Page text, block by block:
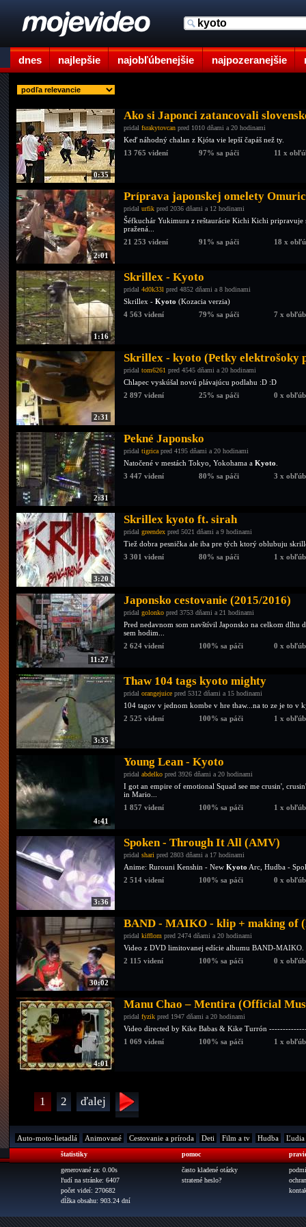
dnes najlepšie najobľúbenejšie najpozeranejšie
0:35
Ako si Japonci zatancovali
pridal fsrakytovcan pred 1010 dňami a 20 hodinami
Keď náhodný chalan z Kjóta vie lepší čapáš než ty.
13 765 videní
97% sa páči 11 x
2:01
Príprava japonskej omelety
pridal urfik pred 2036 dňami a 12 hodinami
Šéfkuchár Yukimura z reštaurácie Kichi Kichi
pražená...
21 253 videní
91% sa páči 18 x
1:16
Skrillex - Kyoto
pridal 4d0k33l pred 4852 dňami a 8 hodinami
Skrillex - Kyoto (Kozacia verzia)
4 563 videní
79% sa páči 7 x
2:31
Skrillex - kyoto (Petky elektrošoky
pridal tom6261 pred 4545 dňami a 20 hodinami
Chlapec vyskúšal novú plávajúcu podlahu :D :D
2 897 videní
25% sa páči 0 x
2:31
Pekné Japonsko
pridal tigrica pred 4195 dňami a 20 hodinami
Natočené v mestách Tokyo, Yokohama a Kyoto
3 447 videní
80% sa páči 3 x
3:20
Skrillex kyoto ft. sirah
pridal greendex pred 5021 dňami a 9 hodinami
Tiež dobra pesnička ale iba pre tých ktorý oblubuju
3 301 videní
80% sa páči 1 x
11:27
Japonsko cestovanie (2015/2016)
pridal golonko pred 3753 dňami a 21 hodinami
Pred nedavnom som navštívil Japonsko na celkom
sem hodim...
2 624 videní
100% sa páči 0 x
3:35
Thaw 104 tags kyoto mighty
pridal orangejuice pred 5312 dňami a 15 hodinami
104 tagov v jednom kombe v hre thaw...na to ze je to v
2 525 videní
100% sa páči 1 x
4:41
Young Lean - Kyoto
pridal abdelko pred 3926 dňami a 20 hodinami
I got an empire of emotional Squad see me crusin',
in Mario...
1 857 videní
100% sa páči 1 x
3:36
Spoken - Through It All (AMV)
pridal shari pred 2803 dňami a 17 hodinami
Anime: Rurouni Kenshin - New Kyoto Arc, Hudba -
2 514 videní
100% sa páči 0 x
30:02
BAND - MAIKO - klip + making of
pridal kifflom pred 2474 dňami a 20 hodinami
Video z DVD limitovanej edície albumu BAND-MAIKO.
2 115 videní
100% sa páči 0 x
4:01
Manu Chao – Mentira (Official
pridal fyzik pred 1947 dňami a 20 hodinami
Video directed by Kike Babas & Kike Turrón
1 069 videní
100% sa páči 1 x
1 2 ďalej
Auto-moto-lietadlá Animované Cestovanie a príroda Deti Film a tv Hudba Ľudia
štatistiky
generované za: 0.00s
ľudí na stránke: 6407
počet videí: 270682
dĺžka obsahu: 903.24 dní
pomoc
často kladené otázky
stratené heslo?